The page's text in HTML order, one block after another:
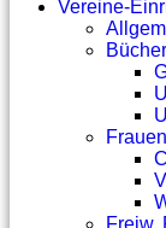
Vereine-
Freiw.